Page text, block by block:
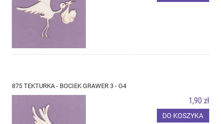
875 TEKTURKA - BOCIEK GRAWER 3 - G4
1,90 zł
DO KOSZYKA